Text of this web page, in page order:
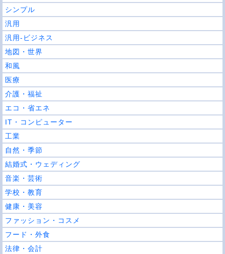
シンプル
汎用
汎用-ビジネス
地図・世界
和風
医療
介護・福祉
エコ・省エネ
IT・コンピューター
工業
自然・季節
結婚式・ウェディング
音楽・芸術
学校・教育
健康・美容
ファッション・コスメ
フード・外食
法律・会計